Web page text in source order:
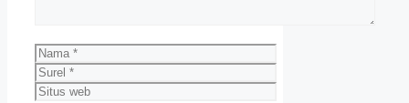
Nama
Surel
Situs